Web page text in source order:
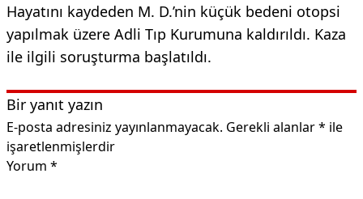
Hayatını kaydeden M. D.’nin küçük bedeni otopsi
yapılmak üzere Adli Tıp Kurumuna kaldırıldı. Kaza
ile ilgili soruşturma başlatıldı.
Bir yanıt yazın
E-posta adresiniz yayınlanmayacak. Gerekli alanlar* ile
işaretlenmişlerdir
Yorum *